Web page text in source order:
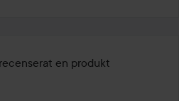
en produkt
3 år